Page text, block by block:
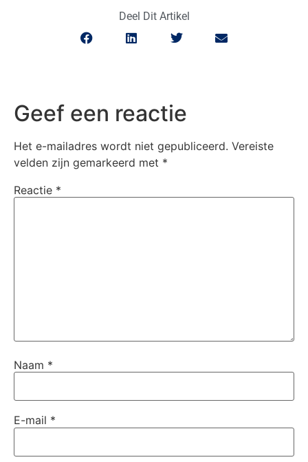
Deel Dit Artikel
Geef een reactie
Het e-mailadres wordt niet gepubliceerd. Vereiste
velden zijn gemarkeerd met *
Reactie *
Naam *
E-mail *